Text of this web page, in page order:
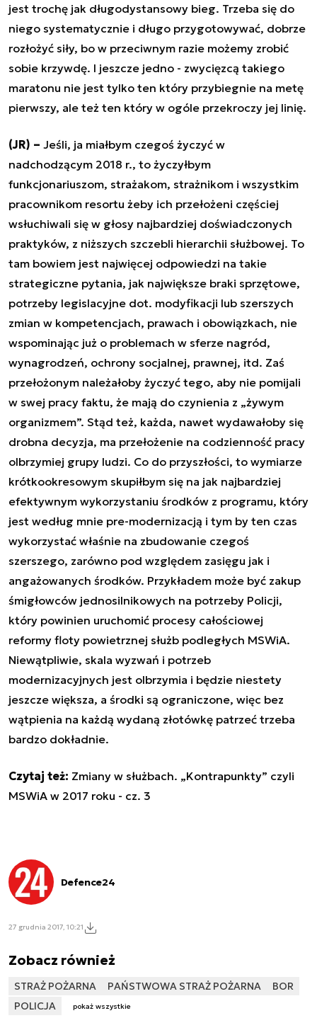
jest trochę jak długodystansowy bieg. Trzeba się do
niego systematycznie i długo przygotowywać, dobrze
rozłożyć siły, bo w przeciwnym razie możemy zrobić
sobie krzywdę. I jeszcze jedno - zwycięzcą takiego
maratonu nie jest tylko ten który przybiegnie na metę
pierwszy, ale też ten który w ogóle przekroczy jej linię.
(JR) – Jeśli, ja miałbym czegoś życzyć w
nadchodzącym 2018 r., to życzyłbym
funkcjonariuszom, strażakom, strażnikom i wszystkim
pracownikom resortu żeby ich przełożeni częściej
wsłuchiwali się w głosy najbardziej doświadczonych
praktyków, z niższych szczebli hierarchii służbowej. To
tam bowiem jest najwięcej odpowiedzi na takie
strategiczne pytania, jak największe braki sprzętowe,
potrzeby legislacyjne dot. modyfikacji lub szerszych
zmian w kompetencjach, prawach i obowiązkach, nie
wspominając już o problemach w sferze nagród,
wynagrodzeń, ochrony socjalnej, prawnej, itd. Zaś
przełożonym należałoby życzyć tego, aby nie pomijali
w swej pracy faktu, że mają do czynienia z „żywym
organizmem”. Stąd też, każda, nawet wydawałoby się
drobna decyzja, ma przełożenie na codzienność pracy
olbrzymiej grupy ludzi. Co do przyszłości, to wymiarze
krótkookresowym skupiłbym się na jak najbardziej
efektywnym wykorzystaniu środków z programu, który
jest według mnie pre-modernizacją i tym by ten czas
wykorzystać właśnie na zbudowanie czegoś
szerszego, zarówno pod względem zasięgu jak i
angażowanych środków. Przykładem może być zakup
śmigłowców jednosilnikowych na potrzeby Policji,
który powinien uruchomić procesy całościowej
reformy floty powietrznej służb podległych MSWiA.
Niewątpliwie, skala wyzwań i potrzeb
modernizacyjnych jest olbrzymia i będzie niestety
jeszcze większa, a środki są ograniczone, więc bez
wątpienia na każdą wydaną złotówkę patrzeć trzeba
bardzo dokładnie.
Czytaj też: Zmiany w służbach. „Kontrapunkty” czyli
MSWiA w 2017 roku - cz. 3
Defence24
27 grudnia 2017, 10:21
Zobacz również
STRAŻ POŻARNA PAŃSTWOWA STRAŻ POŻARNA
BOR
POLICJA
pokaż wszystkie